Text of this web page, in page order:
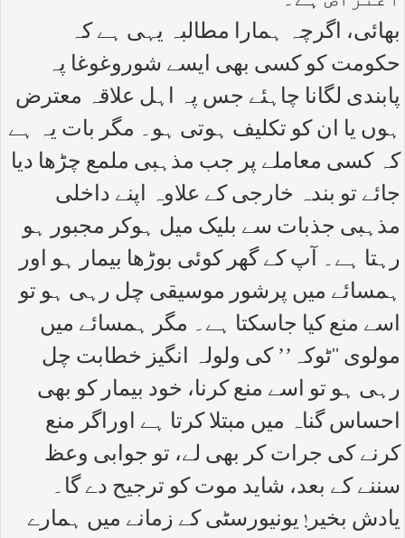
بھائی، اگرچہ ہمارا مطالبہ یہی ہے کہ
حکومت کو کسی بھی ایسے شوروغوغا پہ
پابندی لگانا چاہئے جس پہ اہل علاقہ معترض
ہوں یا ان کو تکلیف ہوتی ہو۔ مگر بات یہ ہے
کہ کسی معاملے پر جب مذہبی ملمع چڑھا دیا
جائے تو بندہ خارجی کے علاوہ اپنے داخلی
مذہبی جذبات سے بلیک میل ہوکر مجبور ہو
رہتا ہے۔ آپ کے گھر کوئی بوڑھا بیمار ہو اور
ہمسائے میں پرشور موسیقی چل رہی ہو تو
اسے منع کیا جاسکتا ہے۔ مگر ہمسائے میں
مولوی ‘‘ٹوکہ’’ کی ولولہ انگیز خطابت چل
رہی ہو تو اسے منع کرنا، خود بیمار کو بھی
احساس گناہ میں مبتلا کرتا ہے اوراگر منع
کرنے کی جرات کر بھی لے، تو جوابی وعظ
سننے کے بعد، شاید موت کو ترجیح دے گا۔
یادش بخیر! یونیورسٹی کے زمانے میں ہمارے